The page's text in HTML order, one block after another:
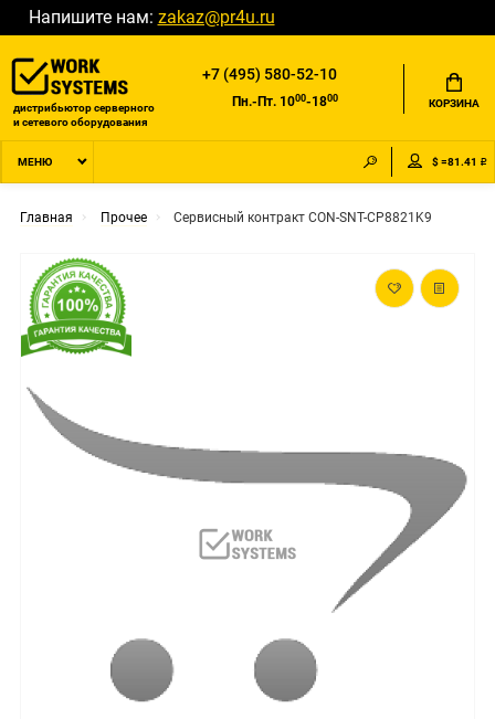
Напишите нам: zakaz@pr4u.ru
дистрибьютор серверного
и сетевого оборудования
+7 (495) 580-52-10
Пн.-Пт. 1000-1800 КОРЗИНА
МЕНЮ $ =81.41 ₽
Главная Прочее Сервисный контракт CON-SNT-CP8821K9